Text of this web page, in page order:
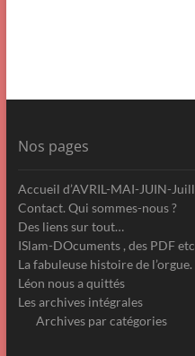
Nos pages
Accueil d’AVRIL-MAI-JUIN-
Contact. Qui sommes-nous ?
Des liens sur tout…
ISlam-DOcuments , des PDF
La fabuleuse histoire de l’orgue.
Léon nous a quittés
Les archives intégrales
Archives par catégories